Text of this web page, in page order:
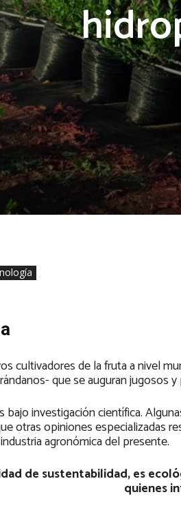
cultivadores de la fruta a nivel
que se auguran jugosos
investigación científica.
otras opiniones especializadas
agronómica del presente.
de sustentabilidad, es
quienes